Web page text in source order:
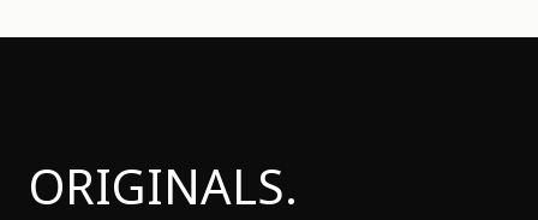
ORIGINALS.